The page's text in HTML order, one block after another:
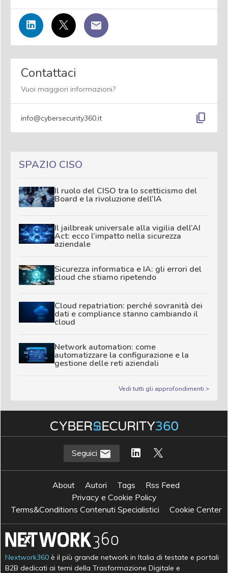
Contattaci
Vuoi maggiori informazioni?
info@cybersecurity360.it content_copy
SPAZIO CISO
Il ruolo del CISO tra lo scetticismo del
Board e la rivoluzione dell’IA
Il jailbreak universale alla vigilia dell’AI
Act: ecco l’impatto nella sicurezza
aziendale
Sicurezza informatica e IA: gli errori del
cloud che stiamo ripetendo
Cloud repatriation: perché sovranità dei
dati e compliance stanno cambiando il
cloud
Network automation: come
automatizzare la configurazione e la
gestione delle reti aziendali
Vedi tutti gli approfondimenti >
Seguici
About Autori Tags
Rss Feed
Privacy e Cookie Policy
Terms&Conditions Contenuti Specialistici
Cookie Center
Nextwork360 è il più grande network in Italia di testate e portali
B2B dedicati ai temi della Trasformazione Digitale e